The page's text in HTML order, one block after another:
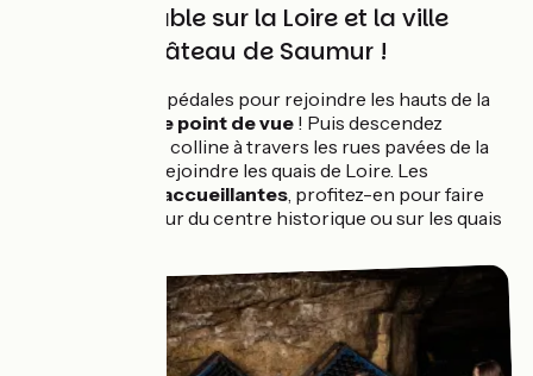
Vue imprenable sur la Loire et la ville
depuis le Château de Saumur !
Appuyez sur vos pédales pour rejoindre les hauts de la
admirer le point de vue ! Puis descendez
tranquillement la colline à travers les rues pavées de la
vieille ville pour rejoindre les quais de Loire. Les
terrasses sont accueillantes, profitez-en pour faire
une pause au cœur du centre historique ou sur les quais